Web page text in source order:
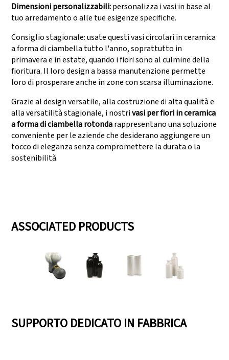
Dimensioni personalizzabili:personalizza i vasi in base al
tuo arredamento o alle tue esigenze specifiche.
Consiglio stagionale: usate questi vasi circolari in ceramica
a forma di ciambella tutto l'anno, soprattutto in
primavera e in estate, quando i fiori sono al culmine della
fioritura. Il loro design a bassa manutenzione permette
loro di prosperare anche in zone con scarsa illuminazione.
Grazie al design versatile, alla costruzione di alta qualità e
alla versatilità stagionale, i nostrivasi per fiori in ceramica
a forma di ciambella rotondarappresentano una soluzione
conveniente per le aziende che desiderano aggiungere un
tocco di eleganza senza compromettere la durata o la
sostenibilità.
ASSOCIATED PRODUCTS
SUPPORTO DEDICATO IN FABBRICA